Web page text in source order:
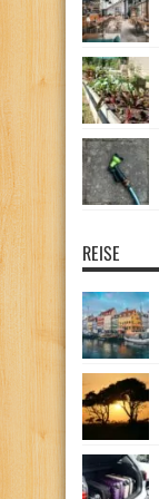
REISE